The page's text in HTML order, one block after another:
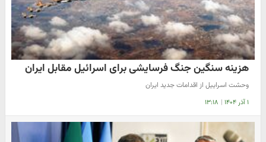
هزینه سنگین جنگ فرسایشی برای اسرائیل مقابل ایران
وحشت اسراییل از اقدامات جدید ایران
۱ آذر ۱۴۰۴ | ۱۳:۱۸